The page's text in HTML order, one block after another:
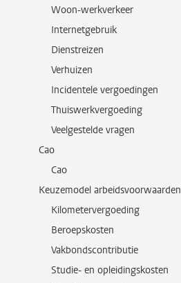
Woon-werkverkeer
Internetgebruik
Dienstreizen
Verhuizen
Incidentele vergoedingen
Thuiswerkvergoeding
Veelgestelde vragen
Cao
Cao
Keuzemodel arbeidsvoorwaarden
Kilometervergoeding
Beroepskosten
Vakbondscontributie
Studie- en opleidingskosten